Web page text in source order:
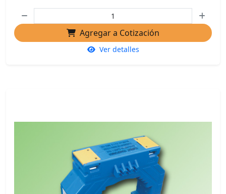
Agregar a Cotización
Ver detalles